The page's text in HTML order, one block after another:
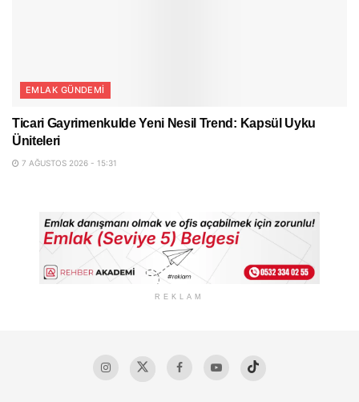
EMLAK GÜNDEMI
Ticari Gayrimenkulde Yeni Nesil Trend: Kapsül Uyku
Üniteleri
7 AĞUSTOS 2026 - 15:31
REKLAM